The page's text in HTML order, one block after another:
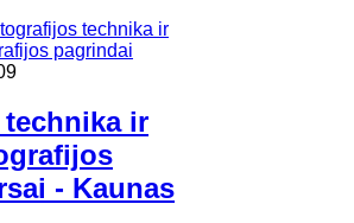
technika ir
pagrindai
ir
- Kaunas